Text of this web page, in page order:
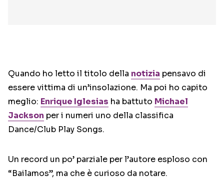
Quando ho letto il titolo della notizia pensavo di
essere vittima di un’insolazione. Ma poi ho capito
meglio: Enrique Iglesias ha battuto Michael
Jackson per i numeri uno della classifica
Dance/Club Play Songs.
Un record un po’ parziale per l’autore esploso con
“Bailamos”, ma che è curioso da notare.